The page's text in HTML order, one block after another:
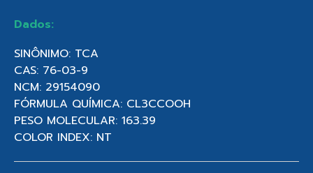
Dados:
SINÔNIMO: TCA
CAS: 76-03-9
NCM: 29154090
FÓRMULA QUÍMICA: CL3CCOOH
PESO MOLECULAR: 163.39
COLOR INDEX: NT